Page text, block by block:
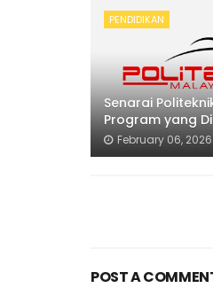
PENDIDIKAN
Senarai
Program yang
February 06, 2026
POST A